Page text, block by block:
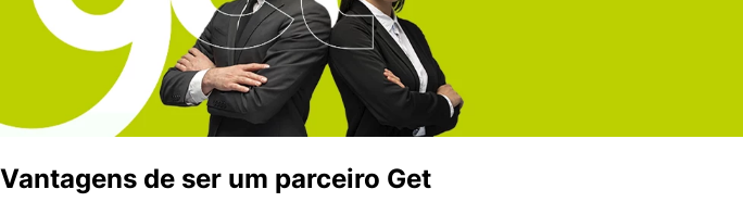
Vantagens de ser um parceiro Get